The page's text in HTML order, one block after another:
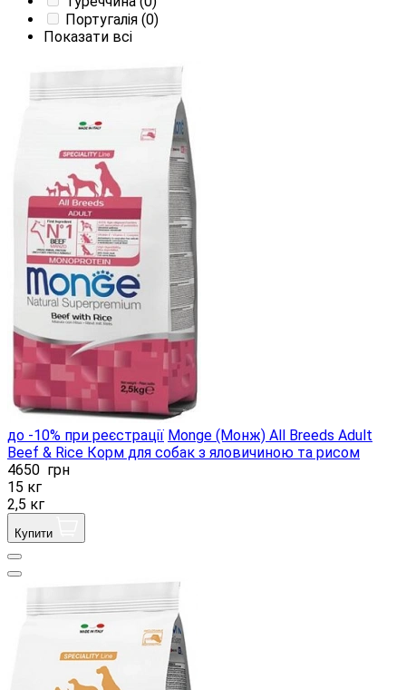
Португалія (0)
Показати всі
до -10% при реєстрації Monge (Монж) All Breeds Adult
Beef & Rice Корм ​​для собак з яловичиною та рисом
4650 грн
15 кг
2,5 кг
Купити